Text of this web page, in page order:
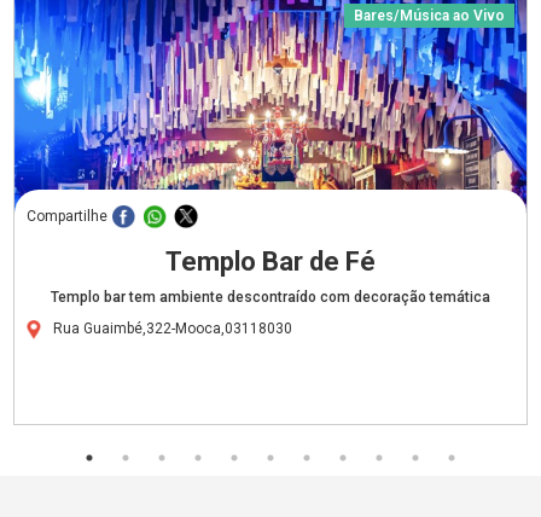
Bares/Música ao Vivo
Compartilhe
Templo Bar de Fé
Templo bar tem ambiente descontraído com decoração temática
Rua Guaimbé,322-Mooca,03118030